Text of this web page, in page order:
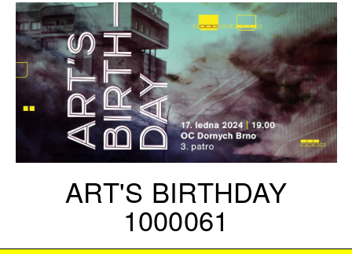
ART'S BIRTHDAY
1000061